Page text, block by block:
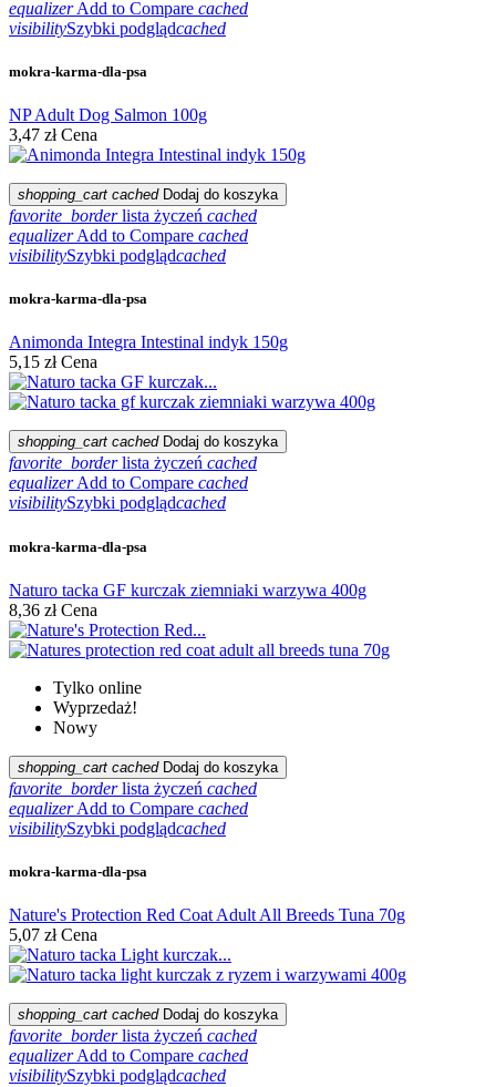
equalizer Add to Compare cached
visibilitySzybki podglądcached
mokra-karma-dla-psa
NP Adult Dog Salmon 100g
3,47 zł Cena
shopping_cart cached Dodaj do koszyka
favorite_border lista życzeń cached
equalizer Add to Compare cached
visibilitySzybki podglądcached
mokra-karma-dla-psa
Animonda Integra Intestinal indyk 150g
5,15 zł Cena
shopping_cart cached Dodaj do koszyka
favorite_border lista życzeń cached
equalizerAdd to Compare cached
visibilitySzybki podglądcached
mokra-karma-dla-psa
Naturo tacka GF kurczak ziemniaki warzywa 400g
8,36 zł Cena
Tylko online
Wyprzedaż!
Nowy
shopping_cart cached Dodaj do koszyka
favorite_border lista życzeń cached
equalizer Add to Compare cached
visibilitySzybki podglądcached
mokra-karma-dla-psa
Nature's Protection Red Coat Adult All Breeds Tuna 70g
5,07 zł Cena
shopping_cart cached Dodaj do koszyka
favorite_border lista życzeń cached
equalizer Add to Compare cached
visibilitySzybki podglądcached